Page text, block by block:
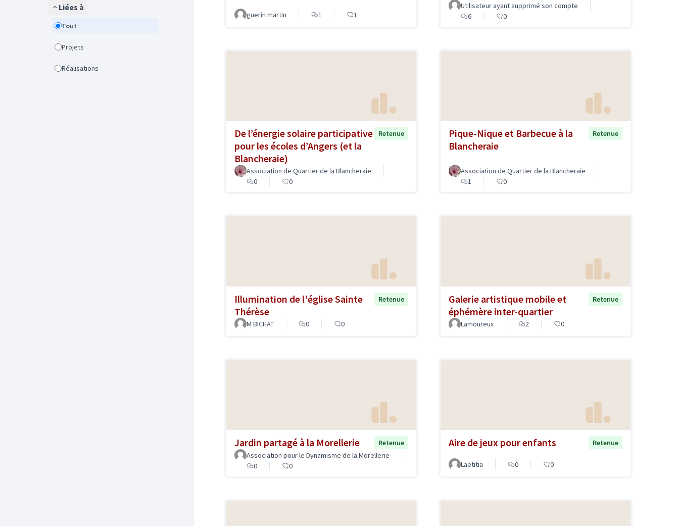
Liées à
Tout
Projets
Réalisations
guerin martin 1 1
Utilisateur ayant supprimé son compte
6
0
De l’énergie solaire participative
pour les écoles d’Angers (et la
Blancheraie)
Retenue
Association de Quartier de la Blancheraie
0
0
Pique-Nique et Barbecue à la
Blancheraie
Retenue
Association de Quartier de la Blancheraie
1
0
Illumination de l'église Sainte
Thérèse
Retenue
M BICHAT 0 0
Galerie artistique mobile et
éphémère inter-quartier
Retenue
Lamoureux 2 0
Jardin partagé à la Morellerie
Retenue
Association pour le Dynamisme de la Morellerie
0
0
Aire de jeux pour enfants Retenue
Laetitia 0 0